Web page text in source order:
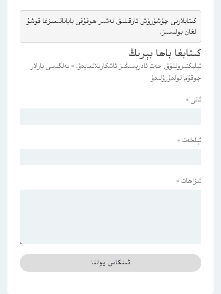
كىتابلارنى چۈشۈرۈش ئارقىلىق نەشىر ھوقۇقى باياناتىمىزغا قوشۇ
لغان بولىسىز.
كىتابغا باھا بېرىڭ
ئېلېكتىرونلۇق خەت ئادرېسىڭىز ئاشكارىلانمايدۇ. * بەلگىسى بارلار
چوقۇم تولدۇرۇلىدۇ
ئاتى *
ئېلخەت *
ئىزاھات *